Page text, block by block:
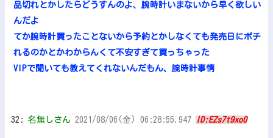
品切れとかしたらどうすんのよ、腕時計いまないから早く欲しい
んだよ
てか腕時計買ったことないから予約とかしなくても発売日にポチ
れるのかとかわからんくて不安すぎて買っちゃった
VIPで聞いても教えてくれないんだもん、腕時計事情
32: 名無しさん 2021/08/06(金) 06:28:55.947 ID:EZs7t9xo0